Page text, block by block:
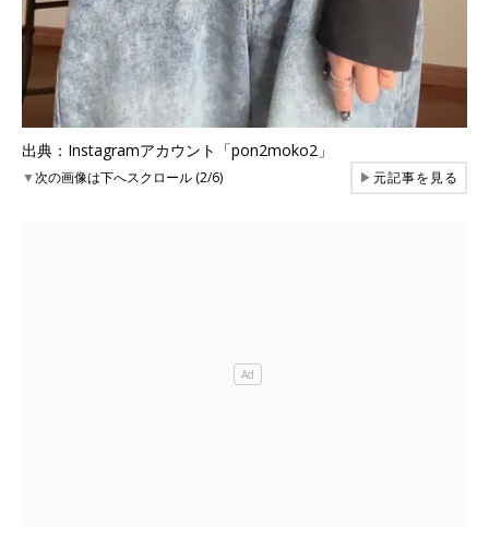
出典：Instagramアカウント「pon2moko2」
▼次の画像は下へスクロール (2/6) ▶元記事を見る